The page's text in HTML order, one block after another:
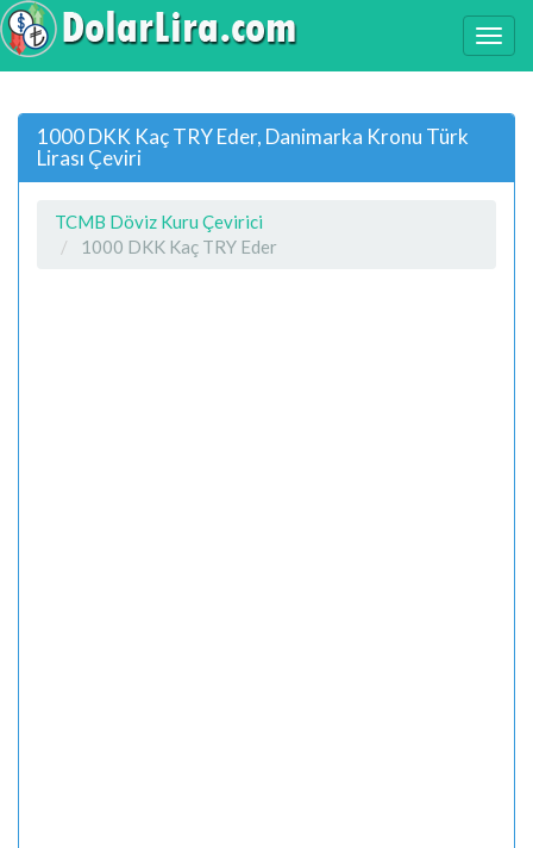
1000 DKK Kaç TRY Eder, Danimarka Kronu Türk
Lirası Çeviri
TCMB Döviz Kuru Çevirici
1000 DKK Kaç TRY Eder